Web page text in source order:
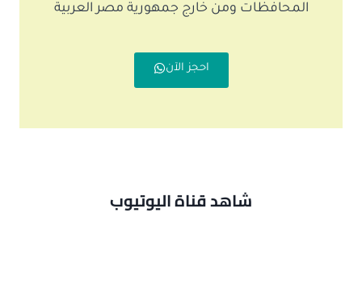
المحافظات ومن خارج جمهورية مصر العربية
احجز الآن
شاهد قناة اليوتيوب